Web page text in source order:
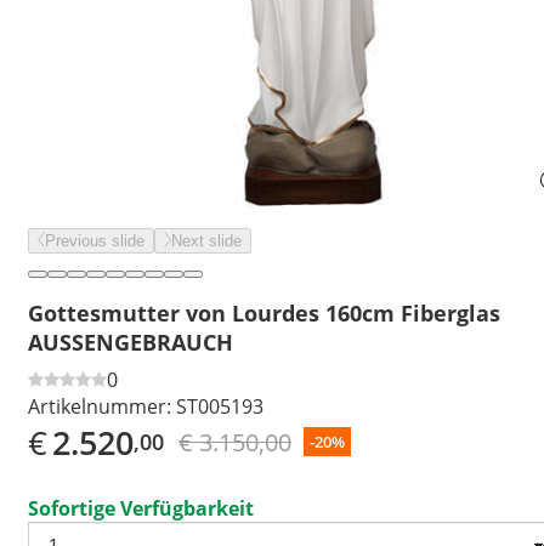
Previous slide Next slide
Gottesmutter von Lourdes 160cm Fiberglas
AUSSENGEBRAUCH
0
Artikelnummer: ST005193
€2.520,00 € 3.150,00 -20%
Sofortige Verfügbarkeit